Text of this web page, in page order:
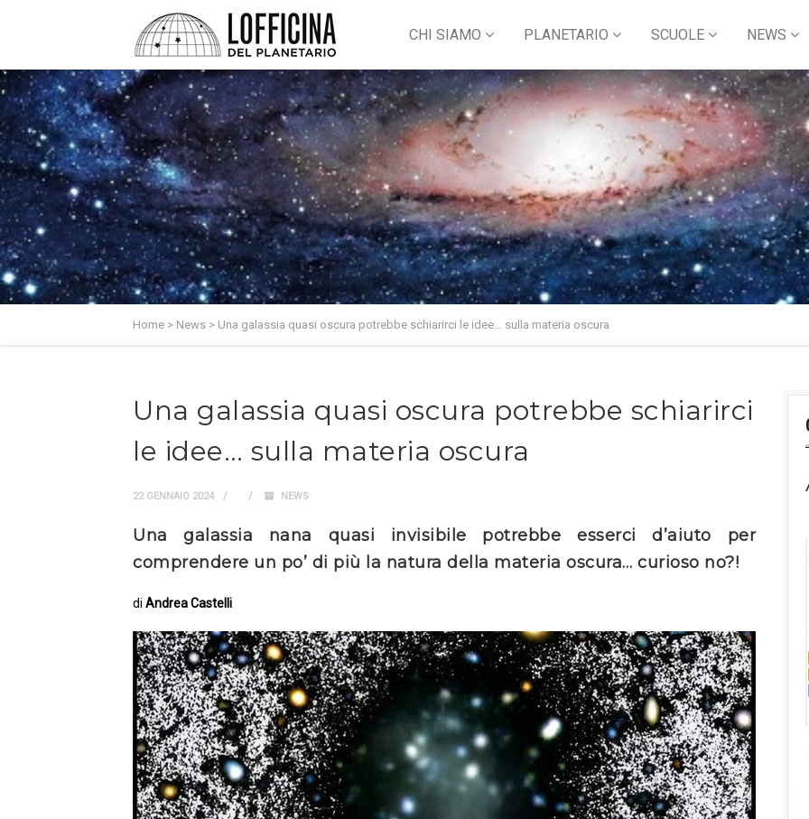
CHI SIAMO PLANETARIO SCUOLE NEWS
Home > News > Una galassia quasi oscura potrebbe schiarirci le idee… sulla materia oscura
Una galassia quasi oscura potrebbe schiarirci
le idee… sulla materia oscura
22 GENNAIO 2024 NEWS
Una galassia nana quasi invisibile potrebbe esserci d’aiuto per
comprendere un po’ di più la natura della materia oscura… curioso no?!
di Andrea Castelli